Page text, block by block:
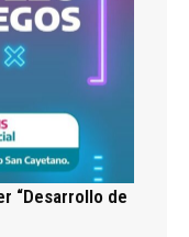
“Desarrollo de